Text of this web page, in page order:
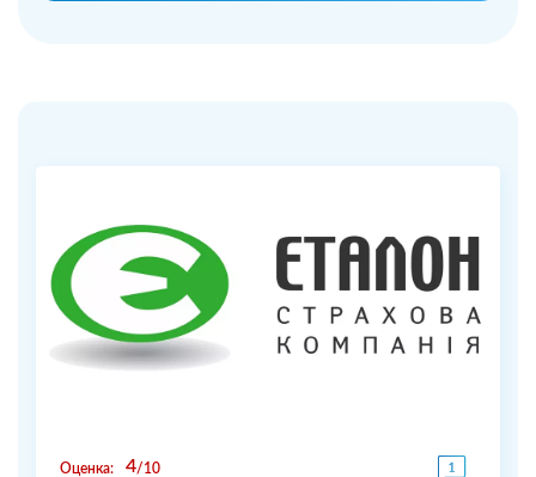
Оценка: 4 10